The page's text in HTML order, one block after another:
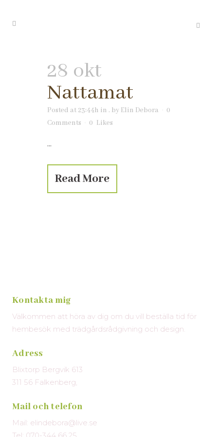
28 okt
Nattamat
Posted at 23:44h in . by Elin Debora
0
Comments
0 Likes
...
Read More
Kontakta mig
Välkommen att höra av dig om du vill beställa tid för
hembesök med trädgårdsrådgivning och design.
Adress
Blixtorp Bergvik 613
311 56 Falkenberg,
Mail och telefon
Mail: elindebora@live.se